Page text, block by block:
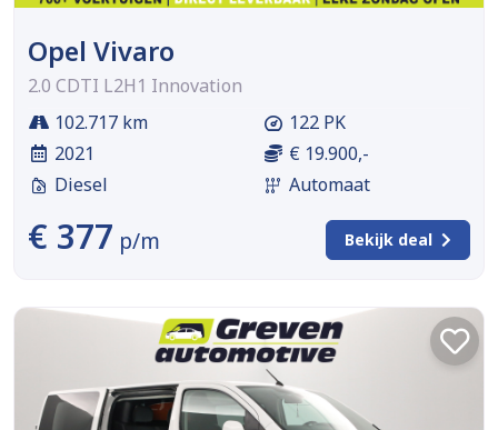
Opel Vivaro
2.0 CDTI L2H1 Innovation
102.717 km
2021
Diesel
122 PK
€ 19.900,-
Automaat
€ 377 p/m Bekijk deal